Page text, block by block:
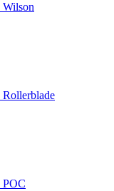
Wilson
Rollerblade
POC